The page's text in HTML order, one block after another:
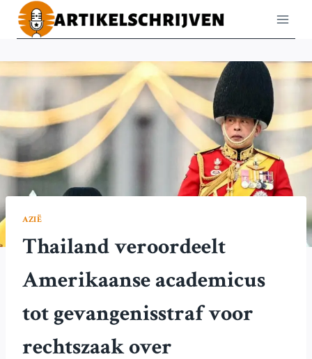
Doorgaan
naar
AZIË
Thailand veroordeelt
Amerikaanse academicus
tot gevangenisstraf voor
rechtszaak over